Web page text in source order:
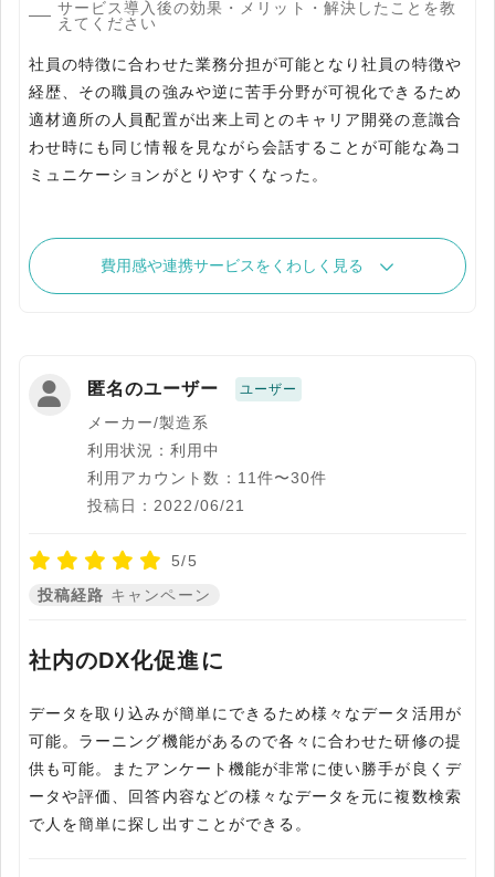
サービス導入後の効果・メリット・解決したことを教
えてください
社員の特徴に合わせた業務分担が可能となり社員の特徴や
経歴、その職員の強みや逆に苦手分野が可視化できるため
適材適所の人員配置が出来上司とのキャリア開発の意識合
わせ時にも同じ情報を見ながら会話することが可能な為コ
ミュニケーションがとりやすくなった。
費用感や連携サービスをくわしく見る
匿名のユーザー ユーザー
メーカー/製造系
利用状況：利用中
利用アカウント数：11件〜30件
投稿日：2022/06/21
5/5
投稿経路 キャンペーン
社内のDX化促進に
データを取り込みが簡単にできるため様々なデータ活用が
可能。ラーニング機能があるので各々に合わせた研修の提
供も可能。またアンケート機能が非常に使い勝手が良くデ
ータや評価、回答内容などの様々なデータを元に複数検索
で人を簡単に探し出すことができる。